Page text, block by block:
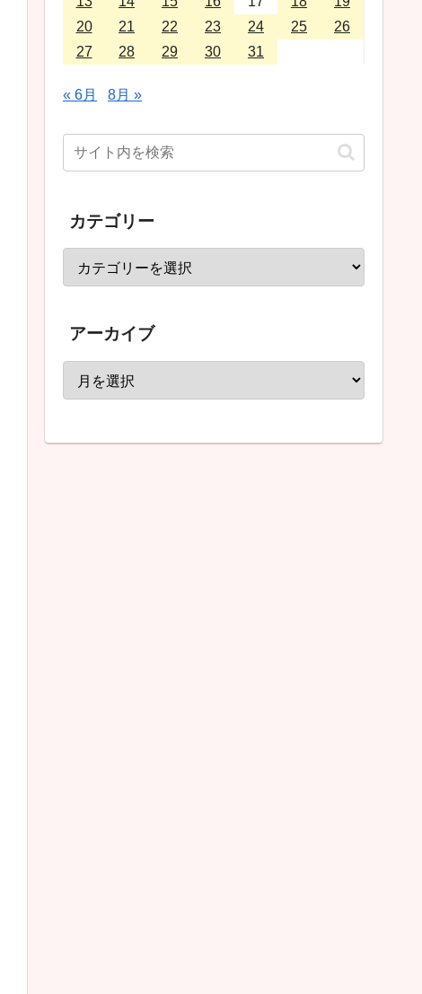
20
21 22 23 24 25
26
27
28 29 30 31
« 6月 8月 »
カテゴリー
アーカイブ